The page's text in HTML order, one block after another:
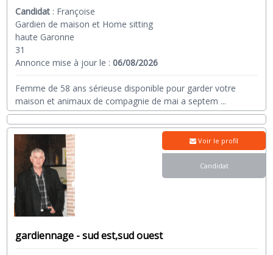
Candidat : Françoise
Gardien de maison et Home sitting
haute Garonne
31
Annonce mise à jour le :06/08/2026
Femme de 58 ans sérieuse disponible pour garder votre
maison et animaux de compagnie de mai a septem ...
gardiennage - sud est,sud ouest
Voir le profil
Candidat